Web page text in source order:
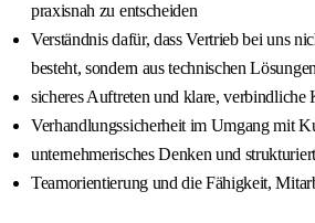
praxisnah zu entscheiden
Verständnis dafür, dass Vertrieb bei uns
besteht, sondern aus technischen Lösungen
sicheres Auftreten und klare, verbindliche
Verhandlungssicherheit im Umgang mit
unternehmerisches Denken und
Teamorientierung und die Fähigkeit,